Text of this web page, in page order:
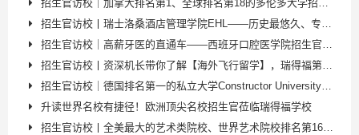
招生官访校｜加拿大排名第1、全球排名第18的多伦多大学招生官Aaron Wang分享申请秘笈
招生官访校丨瑞士洛桑酒店管理学院EHL——历史最悠久、专业声誉最高的国际酒店管理名校
招生官访校｜高薪牙医的直通车——西班牙口腔医学院招生官分享。西班牙CEU圣帕布洛大学＆埃雷拉大学
招生官访校丨资深机长带你了解【海外飞行留学】，瑞得福第二位“中国机长”也许就是你
招生官访校｜德国排名第一的私立大学Constructor University康斯特大学
升读世界名校有捷径！欧洲顶尖名校招生官莅临瑞得福学校
招生官访校丨全美最大的艺术类院校、世界艺术院校排名第16的【萨凡纳艺术与设计学院 Savannah College of Art and Design，简称SCAD】招生官访问瑞得福学校